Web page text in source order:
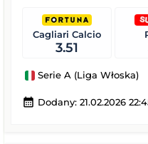
Cagliari Calcio
3.51
Serie A (Liga Włoska)
calendar_month Dodany: 21.02.2026